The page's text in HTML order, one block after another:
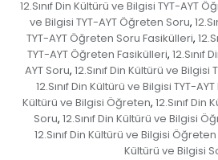
12.Sınıf Din Kültürü ve Bilgisi TYT-AYT
ve Bilgisi TYT-AYT Öğreten Soru,
TYT-AYT Öğreten Soru Fasikülleri,
TYT-AYT Öğreten Fasikülleri, 12.Sınıf
AYT Soru, 12.Sınıf Din Kültürü ve Bilgisi
12.Sınıf Din Kültürü ve Bilgisi TYT-
Kültürü ve Bilgisi Öğreten, 12.Sınıf
Soru, 12.Sınıf Din Kültürü ve Bilgisi
12.Sınıf Din Kültürü ve Bilgisi
Kültürü ve Bilgisi